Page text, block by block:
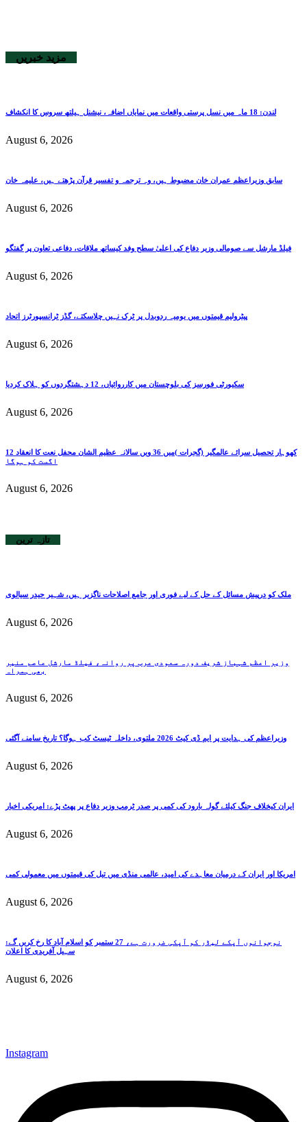
مزید خبریں
لندن: 18 ماہ میں نسل پرستی واقعات میں نمایاں اضافہ، نیشنل ہیلتھ سروس کا انکشاف
August 6, 2026
سابق وزیراعظم عمران خان مضبوط ہیں، وہ ترجمہ و تفسیر قرآن پڑھتے ہیں، علیمہ خان
August 6, 2026
فیلڈ مارشل سے صومالی وزیر دفاع کی اعلیٰ سطح وفد کیساتھ ملاقات، دفاعی تعاون پر گفتگو
August 6, 2026
پیٹرولیم قیمتوں میں یومیہ ردوبدل پر ٹرک نہیں چلاسکتے، گڈز ٹرانسپورٹرز اتحاد
August 6, 2026
سکیورٹی فورسز کی بلوچستان میں کارروائیاں، 12 دہشتگردوں کو ہلاک کردیا
August 6, 2026
کھوہار تحصیل سرائے عالمگیر (گجرات )میں 36 ویں سالانہ عظیم الشان محفل نعت کا انعقاد 12
اگست کو ہوگا
August 6, 2026
تازہ ترین
ملک کو درپیش مسائل کے حل کے لیے فوری اور جامع اصلاحات ناگزیر ہیں، شہیر حیدر سیالوی
August 6, 2026
وزیر اعظم شہباز شریف دورہ سعودی عرب پر روانہ، فیلڈ مارشل عاصم منیر
بھی ہمراہ
August 6, 2026
وزیراعظم کی ہدایت پر ایم ڈی کیٹ 2026 ملتوی، داخلہ ٹیسٹ کب ہوگا؟ تاریخ سامنے آگئی
August 6, 2026
ایران کیخلاف جنگ کیلئے گولہ بارود کی کمی پر صدر ٹرمپ وزیر دفاع پر پھٹ پڑے: امریکی اخبار
August 6, 2026
امریکا اور ایران کے درمیان معاہدے کی امید، عالمی منڈی میں تیل کی قیمتوں میں معمولی کمی
August 6, 2026
نوجوانوں آپکے لیڈر کو آپکی ضرورت ہے، 27 ستمبر کو اسلام آباد کا رخ کریں گے:
سہیل آفریدی کا اعلان
August 6, 2026
Instagram